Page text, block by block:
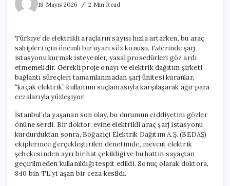
18 Mayıs 2026
2 Min Read
Binlerce
Liralık
Cezalar
Kapıda!
Türkiye’de elektrikli araçların sayısı hızla artarken, bu araç
sahipleri için önemli bir uyarı söz konusu. Evlerinde şarj
istasyonu kurmak isteyenler, yasal prosedürleri göz ardı
etmemelidir. Gerekli proje onayı ve elektrik dağıtım şirketi
bağlantı süreçleri tamamlanmadan şarj ünitesi kuranlar,
“kaçak elektrik” kullanımı suçlamasıyla karşılaşarak ağır para
cezalarıyla yüzleşiyor.
İstanbul’da yaşanan son olay, bu durumun ciddiyetini gözler
önüne serdi. Bir doktor, evine elektrikli araç şarj istasyonu
kurdurduktan sonra, Boğaziçi Elektrik Dağıtım A.Ş. (BEDAŞ)
ekiplerince gerçekleştirilen denetimde, mevcut elektrik
şebekesinden ayrı bir hat çekildiği ve bu hattın sayaçtan
geçirilmeden kullanıldığı tespit edildi. Sonuç olarak doktora,
840 bin TL’yi aşan bir ceza kesildi.